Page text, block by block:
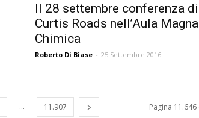
Il 28 settembre conferenza di
Curtis Roads nell’Aula
Chimica
Roberto Di Biase - 25 Settembre 2016
... 11.907 Pagina